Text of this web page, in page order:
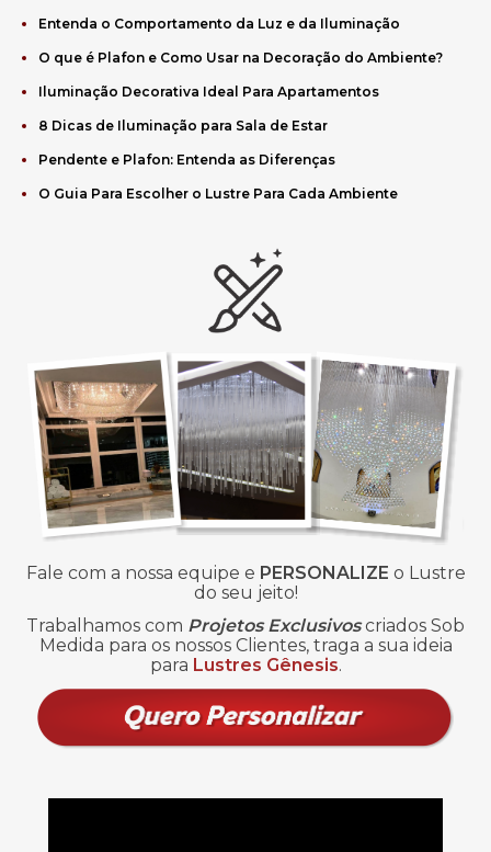
Entenda o Comportamento da Luz e da Iluminação
O que é Plafon e Como Usar na Decoração do Ambiente?
Iluminação Decorativa Ideal Para Apartamentos
8 Dicas de Iluminação para Sala de Estar
Pendente e Plafon: Entenda as Diferenças
O Guia Para Escolher o Lustre Para Cada Ambiente
Fale com a nossa equipe e PERSONALIZE o Lustre
do seu jeito!
Trabalhamos com Projetos Exclusivoscriados Sob
Medida para os nossos Clientes, traga a sua ideia
para Lustres Gênesis.